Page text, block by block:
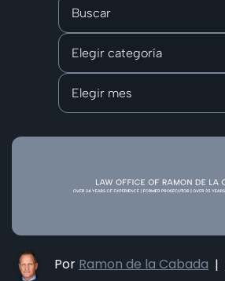
Categorías
Archivos
Por Ramon de la Cabada |